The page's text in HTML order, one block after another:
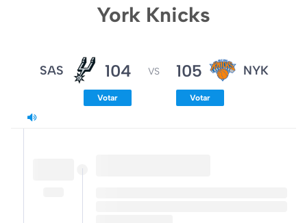
York Knicks
SAS 104
Votar
VS 105 NYK
Votar